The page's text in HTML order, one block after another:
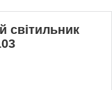
світильник